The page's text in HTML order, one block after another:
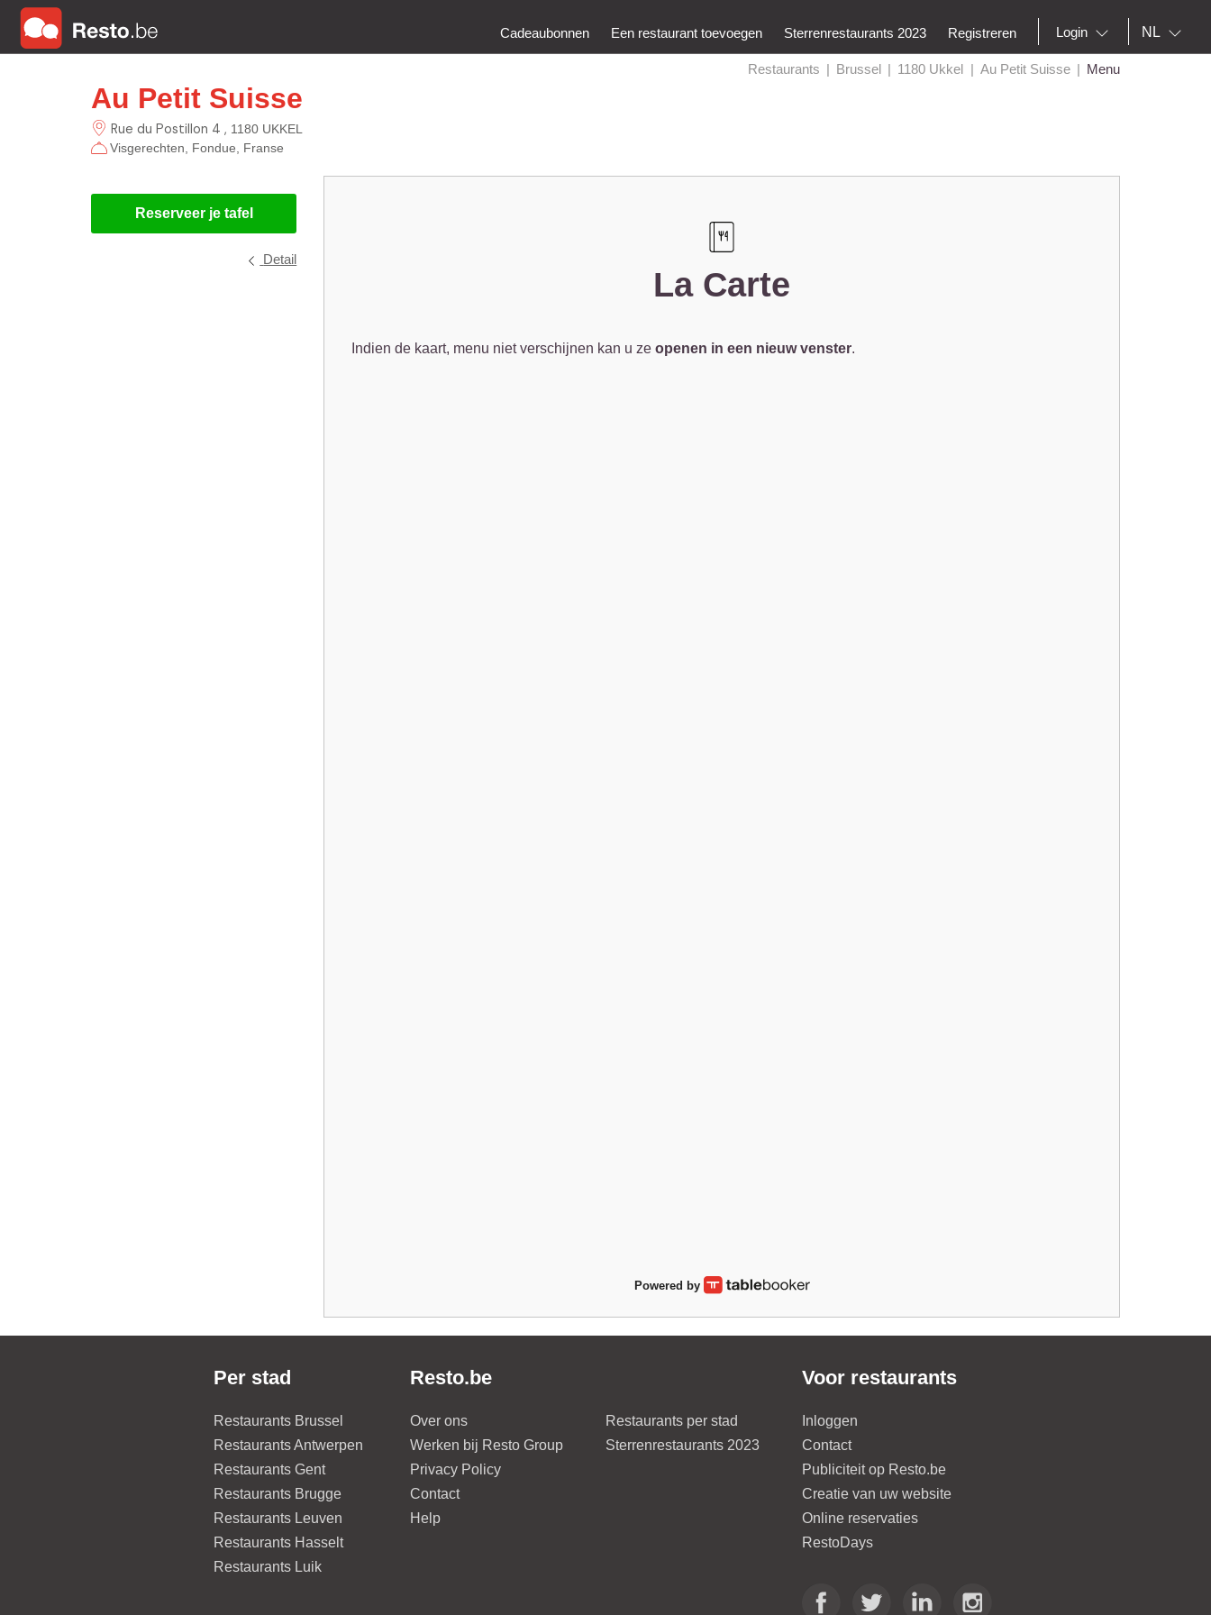
Cadeaubonnen Een restaurant toevoegen Sterrenrestaurants 2023 Registreren Login NL
Restaurants Brussel 1180 Ukkel Au Petit Suisse Menu
Au Petit Suisse
Rue du Postillon 4
1180 UKKEL
Visgerechten
Fondue Franse
Reserveer je tafel
Detail
La Carte
Indien de kaart, menu niet verschijnen kan u zeopenen in een nieuw venster.
Powered by
Per stad
Restaurants Brussel
Restaurants Antwerpen
Restaurants Gent
Restaurants Brugge
Restaurants Leuven
Restaurants Hasselt
Restaurants Luik
Resto.be
Over ons
Werken bij Resto Group
Privacy Policy
Contact
Help
Restaurants per stad
Sterrenrestaurants 2023
Voor restaurants
Inloggen
Contact
Publiciteit op Resto.be
Creatie van uw website
Online reservaties
RestoDays